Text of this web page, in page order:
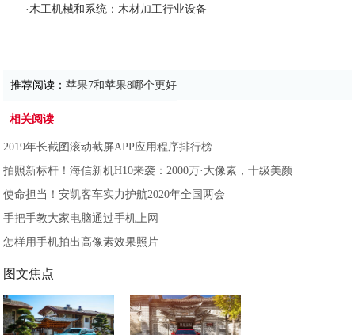
·木工机械和系统：木材加工行业设备
推荐阅读：苹果7和苹果8哪个更好
相关阅读
2019年长截图滚动截屏APP应用程序排行榜
拍照新标杆！海信新机H10来袭：2000万·大像素，十级美颜
使命担当！安凯客车实力护航2020年全国两会
手把手教大家电脑通过手机上网
怎样用手机拍出高像素效果照片
图文焦点